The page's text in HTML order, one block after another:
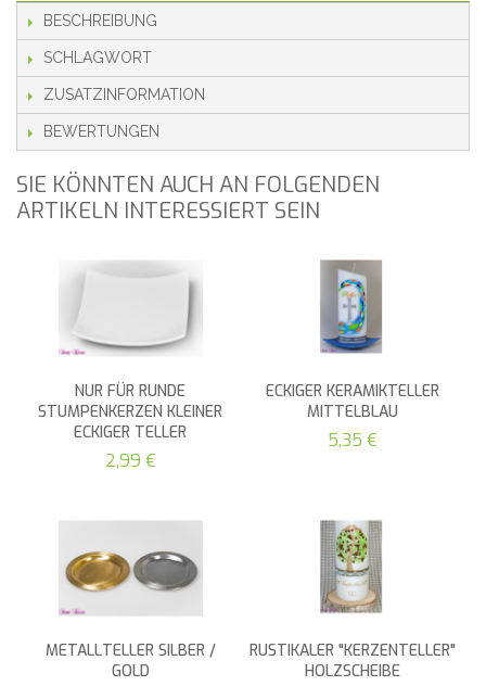
BESCHREIBUNG
SCHLAGWORT
ZUSATZINFORMATION
BEWERTUNGEN
SIE KÖNNTEN AUCH AN FOLGENDEN
ARTIKELN INTERESSIERT SEIN
NUR FÜR RUNDE
STUMPENKERZEN KLEINER
ECKIGER TELLER
2,99 €
ECKIGER KERAMIKTELLER
MITTELBLAU
5,35 €
METALLTELLER SILBER /
GOLD
RUSTIKALER "KERZENTELLER"
HOLZSCHEIBE